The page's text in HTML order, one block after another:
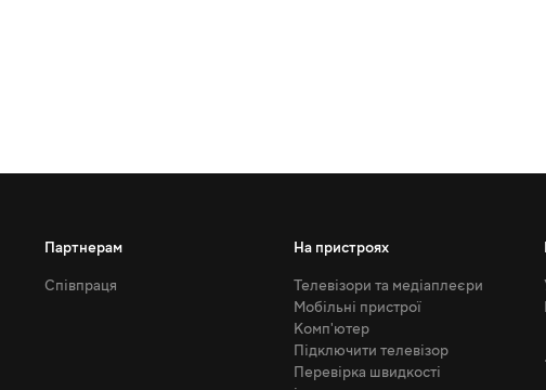
Партнерам
Співпраця
На пристроях
Телевізори та медіаплеєри
Мобільні пристрої
Комп'ютер
Підключити телевізор
Перевірка швидкості